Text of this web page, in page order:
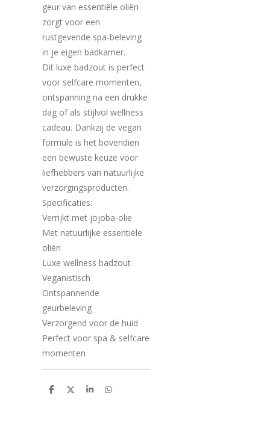
geur van essentiële oliën
zorgt voor een
rustgevende spa-beleving
in je eigen badkamer.
Dit luxe badzout is perfect
voor selfcare momenten,
ontspanning na een drukke
dag of als stijlvol wellness
cadeau. Dankzij de vegan
formule is het bovendien
een bewuste keuze voor
liefhebbers van natuurlijke
verzorgingsproducten.
Specificaties:
Verrijkt met jojoba-olie
Met natuurlijke essentiële
oliën
Luxe wellness badzout
Veganistisch
Ontspannende
geurbeleving
Verzorgend voor de huid
Perfect voor spa & selfcare
momenten
D
D
S
D